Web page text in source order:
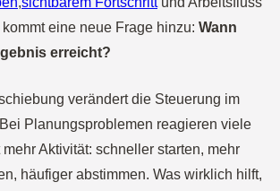
eine neue Frage hinzu: Wann
erreicht?
verändert die Steuerung im
Planungsproblemen reagieren viele
Aktivität: schneller starten, mehr
häufiger abstimmen. Was wirklich hilft,